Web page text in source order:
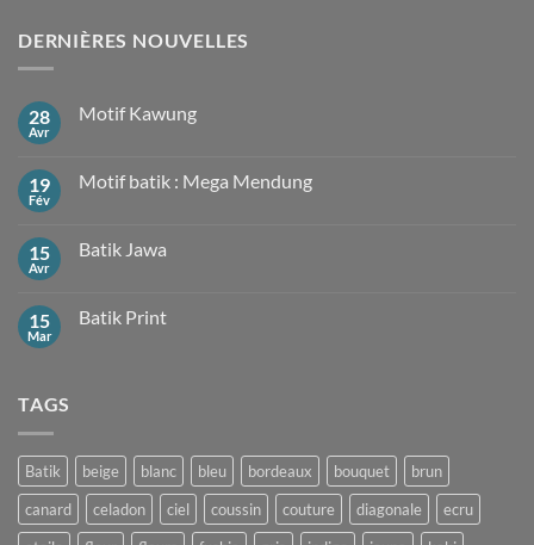
DERNIÈRES NOUVELLES
28
Avr
Motif Kawung
Motif
19
Fév
Motif batik : Mega Mendung
Motif
Mendung
15
Avr
Batik Jawa
Batik
15
Mar
Batik Print
TAGS
Batik beige blanc bleu bordeaux bouquet
brun
canard
celadon ciel coussin couture diagonale
ecru